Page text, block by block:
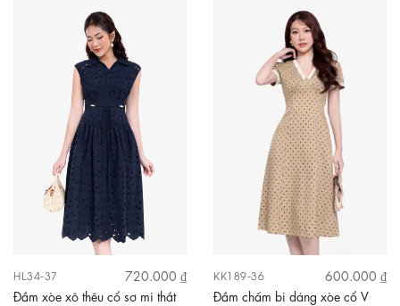
HL34-37
720.000 ₫
Đầm xòe xô thêu cổ sơ mi thắt
KK189-36
600.000 ₫
Đầm chấm bi dáng xòe cổ V